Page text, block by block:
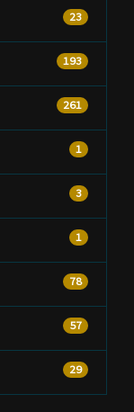
23
193
261
1
3
1
78
57
29